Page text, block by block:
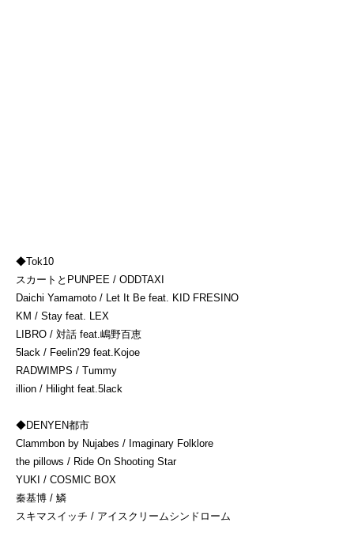
◆Tok10
スカートとPUNPEE / ODDTAXI
Daichi Yamamoto / Let It Be feat. KID FRESINO
KM / Stay feat. LEX
LIBRO / 対話 feat.嶋野百恵
5lack / Feelin'29 feat.Kojoe
RADWIMPS / Tummy
illion / Hilight feat.5lack
◆DENYEN都市
Clammbon by Nujabes / Imaginary Folklore
the pillows / Ride On Shooting Star
YUKI / COSMIC BOX
秦基博 / 鱗
スキマスイッチ / アイスクリームシンドローム